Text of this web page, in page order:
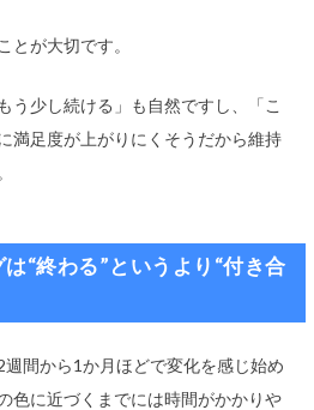
とが大切です。
う少し続ける」も自然ですし、「こ
満足度が上がりにくそうだから維持
“終わる”というより“付き合
間から1か月ほどで変化を感じ始め
色に近づくまでには時間がかかりや